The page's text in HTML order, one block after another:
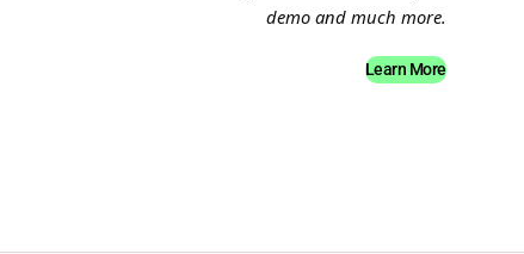
demo and much more.
Learn More